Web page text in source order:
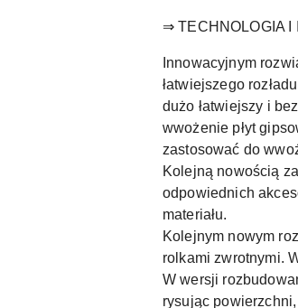
⇒ TECHNOLOGIA I
Innowacyjnym
łatwiejszego
dużo łatwiejszy i
wwożenie płyt
zastosować do
Kolejną nowością
odpowiednich
materiału.
Kolejnym nowym
rolkami zwrotnymi.
W wersji
rysując